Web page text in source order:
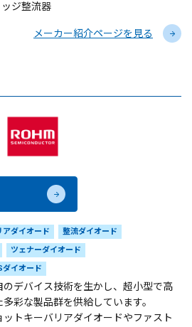
ッジ整流器
メーカー紹介ページを見る
アダイオード
整流ダイオード
ツェナーダイオード
ダイオード
デバイス技術を生かし、超小型で高
彩な製品群を供給しています。
トキーバリアダイオードやファスト